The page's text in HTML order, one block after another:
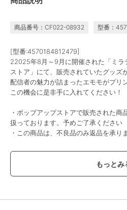
商品番号：CF022-08932 型番：
[型番:4570184812479]
22025年8月～9月に開催された「ミラ
ストア」にて、販売されていたグッズ
配信者の魅力が詰まったエモモがプリ
この機会に是非手に入れてください！
・ポップアップストアで販売された商
扱っております。予めご了承ください
・この商品は、不良品のみ返品を承り
ショップ ミラティブ